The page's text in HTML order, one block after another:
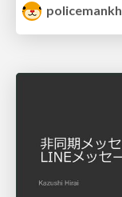
policemankh